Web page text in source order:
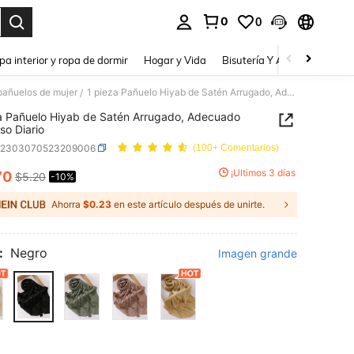
0 0
interior y ropa de dormir Hogar y Vida Bisutería Y Accesorios
de mujer / 1 pieza Pañuelo Hiyab de Satén Arrugado, Adecuado para Uso Diario
Pañuelo Hiyab de Satén Arrugado, Adecuado
Diario
(100+ Comentarios)
AND AVAILABILITY
$5.20 -10% ¡Últimos 3 días
Ahorra $0.23 en este artículo después de unirte.
Negro Imagen grande